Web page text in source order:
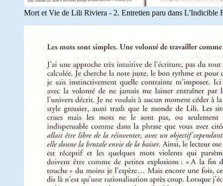
Mort et Vie de Lili Riviera - 2. Entretien paru dans L'Indicible